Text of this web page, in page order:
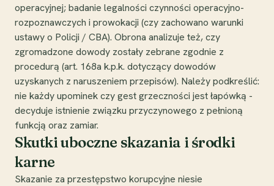
operacyjnej; badanie legalności czynności operacyjno-
rozpoznawczych i prowokacji (czy zachowano warunki
ustawy o Policji / CBA). Obrona analizuje też, czy
zgromadzone dowody zostały zebrane zgodnie z
procedurą (art. 168a k.p.k. dotyczący dowodów
uzyskanych z naruszeniem przepisów). Należy podkreślić:
nie każdy upominek czy gest grzeczności jest łapówką -
decyduje istnienie związku przyczynowego z pełnioną
funkcją oraz zamiar.
Skutki uboczne skazania i środki
karne
Skazanie za przestępstwo korupcyjne niesie